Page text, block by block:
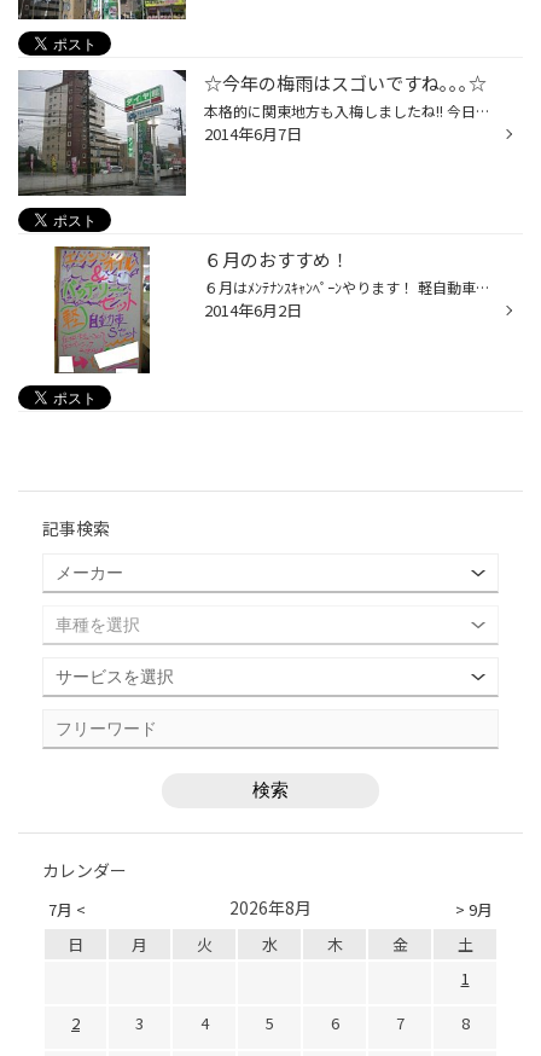
☆今年の梅雨はスゴいですね｡｡｡☆
本格的に関東地方も入梅しましたね!! 今日は朝、ニュースを見ていても、 高速道路の通行止めや、 土砂崩れを起こしている地域もあるようです｡｡｡ 横浜市内でも、一部『避難勧告』が出ているとのこと!!! 今年の梅雨は、かなり荒れています!!!! 視界不良の原因となる雨…。 お車運転の際は、十分気をつ...
2014年6月7日
６月のおすすめ！
６月はﾒﾝﾃﾅﾝｽｷｬﾝﾍﾟｰﾝやります！ 軽自動車限定 エンジンオイル＆バッテリーセット！ エンジンオイル：エコロード５ｗ－３０ バッテリー ：エコベーシック４０Ｂ１９Ｌ オイルとバッテリーセットでお得ですよ。
2014年6月2日
記事検索
カレンダー
7月 < > 9月
2026年8月
日 月 火 水 木 金
土
1
2
3 4 5 6 7
8